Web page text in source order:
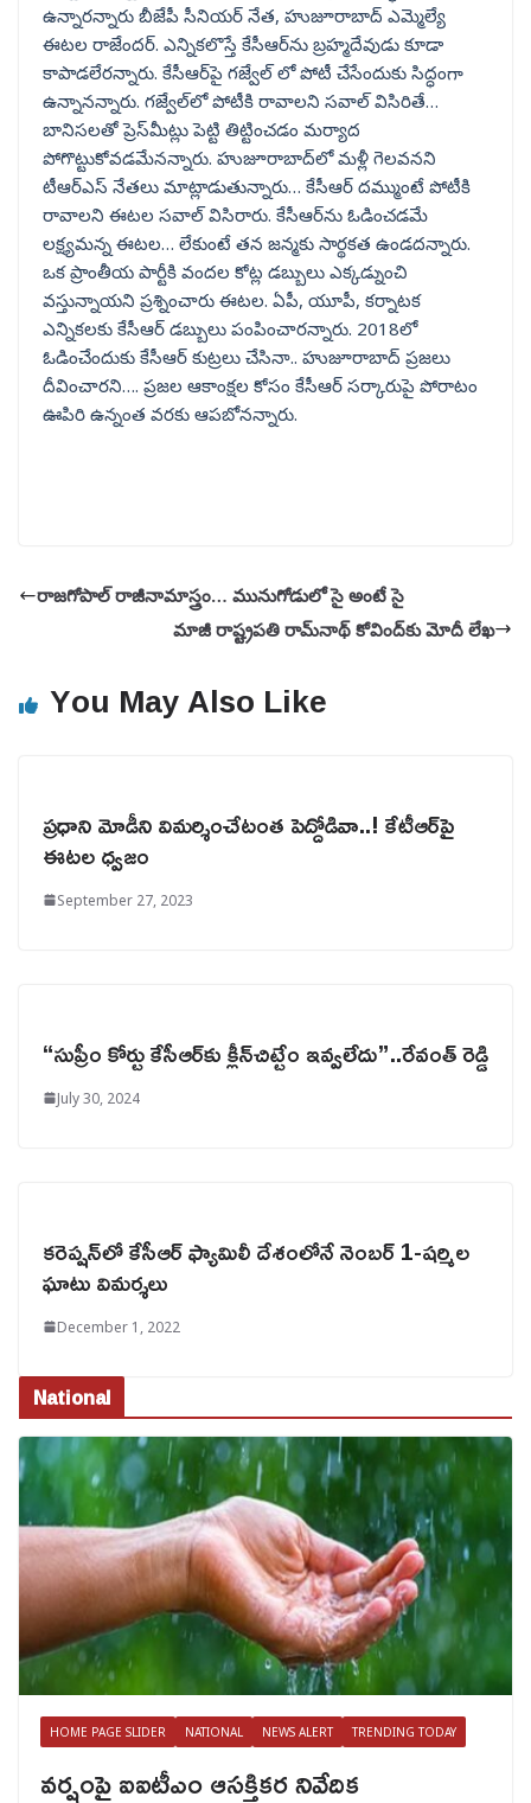
ఉన్నారన్నారు బీజేపీ సీనియర్ నేత, హుజూరాబాద్ ఎమ్మెల్యే
ఈటల రాజేందర్. ఎన్నికలొస్తే కేసీఆర్‌ను బ్రహ్మదేవుడు కూడా
కాపాడలేరన్నారు. కేసీఆర్‌పై గజ్వేల్ లో పోటీ చేసేందుకు సిద్ధంగా
ఉన్నానన్నారు. గజ్వేల్‌లో పోటీకి రావాలని సవాల్ విసిరితే…
బానిసలతో ప్రెస్‌మీట్లు పెట్టి తిట్టించడం మర్యాద
పోగొట్టుకోవడమేనన్నారు. హుజూరాబాద్‌లో మళ్లీ గెలవనని
టీఆర్ఎస్ నేతలు మాట్లాడుతున్నారు… కేసీఆర్‌ దమ్ముంటే పోటీకి
రావాలని ఈటల సవాల్ విసిరారు. కేసీఆర్‌ను ఓడించడమే
లక్ష్యమన్న ఈటల… లేకుంటే తన జన్మకు సార్థకత ఉండదన్నారు.
ఒక ప్రాంతీయ పార్టీకి వందల కోట్ల డబ్బులు ఎక్కడ్నుంచి
వస్తున్నాయని ప్రశ్నించారు ఈటల. ఏపీ, యూపీ, కర్నాటక
ఎన్నికలకు కేసీఆర్ డబ్బులు పంపించారన్నారు. 2018లో
ఓడించేందుకు కేసీఆర్ కుట్రలు చేసినా.. హుజూరాబాద్ ప్రజలు
దీవించారని…. ప్రజల ఆకాంక్షల కోసం కేసీఆర్ సర్కారుపై పోరాటం
ఊపిరి ఉన్నంత వరకు ఆపబోనన్నారు.
రాజగోపాల్ రాజీనామాస్త్రం… మునుగోడులో సై అంటే సై
మాజీ రాష్ట్రపతి రామ్‌నాథ్ కోవింద్‌కు మోదీ లేఖ
You May Also Like
ప్రధాని మోడీని విమర్శించేటంత పెద్దోడివా..! కేటీఆర్‌పై
ఈటల ధ్వజం
September 27, 2023
“సుప్రీం కోర్టు కేసీఆర్‌కు క్లీన్‌చిట్టేం ఇవ్వలేదు”..రేవంత్ రెడ్డి
July 30, 2024
కరెప్షన్‌లో కేసీఆర్ ఫ్యామిలీ దేశంలోనే నెంబర్ 1-షర్మిల
ఘాటు విమర్శలు
December 1, 2022
National
HOME PAGE SLIDER NATIONAL NEWS ALERT TRENDING TODAY
వర్షంపై ఐఐటీఎం ఆసక్తికర నివేదిక